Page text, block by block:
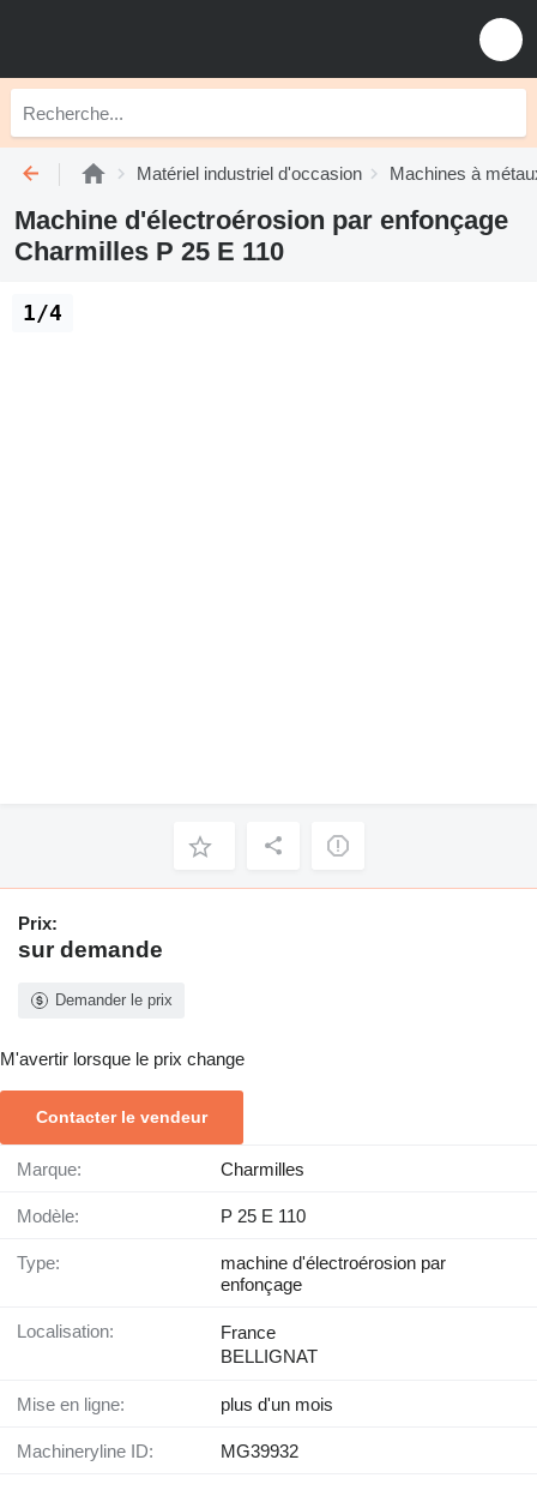
Matériel industriel d'occasion Machines à
Machine d'électroérosion par enfonçage
Charmilles P 25 E 110
1/4
Prix:
sur demande
Demander le prix
M'avertir lorsque le prix change
Contacter le vendeur
Marque: Charmilles
Modèle: P 25 E 110
Type:
machine d'électroérosion par
enfonçage
Localisation:
France
BELLIGNAT
Mise en ligne: plus d'un mois
Machineryline ID: MG39932